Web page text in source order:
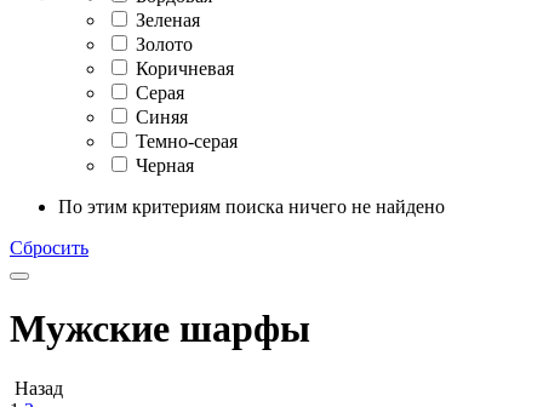
Зеленая
Золото
Коричневая
Серая
Синяя
Темно-серая
Черная
По этим критериям поиска ничего не найдено
Сбросить
Мужские шарфы
Назад